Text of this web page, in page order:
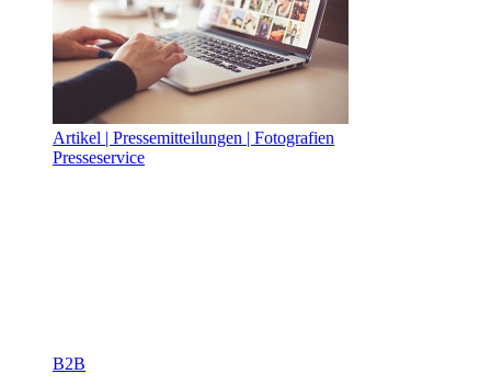
Artikel | Pressemitteilungen | Fotografien
Presseservice
B2B